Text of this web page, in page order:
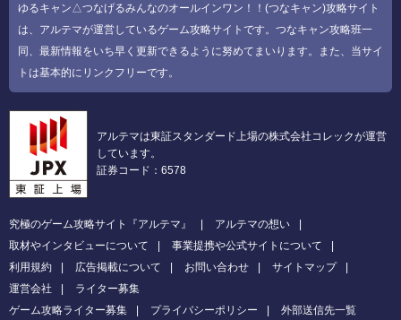
ゆるキャン△つなげるみんなのオールインワン！！(つなキャン)攻略サイト
は、アルテマが運営しているゲーム攻略サイトです。つなキャン攻略班一
同、最新情報をいち早く更新できるように努めてまいります。また、当サイ
トは基本的にリンクフリーです。
アルテマは東証スタンダード上場の株式会社コレックが運営
しています。
証券コード：6578
究極のゲーム攻略サイト『アルテマ』
アルテマの想い
取材やインタビューについて
事業提携や公式サイトについて
利用規約
広告掲載について お問い合わせ
サイトマップ
運営会社
ライター募集
ゲーム攻略ライター募集
プライバシーポリシー 外部送信先一覧